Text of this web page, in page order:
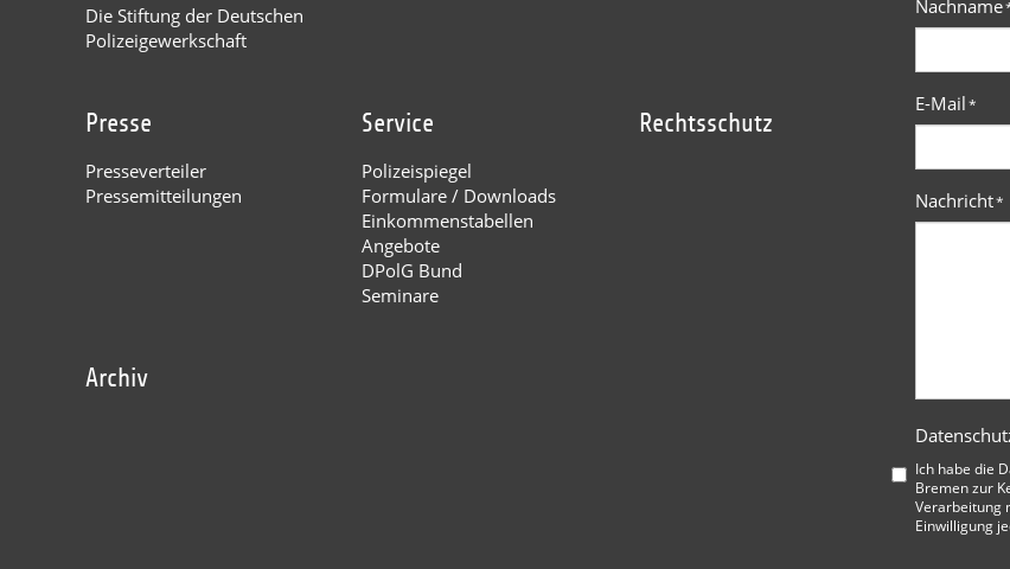
Die Stiftung der Deutschen
Polizeigewerkschaft
Presse
Presseverteiler
Pressemitteilungen
Service
Polizeispiegel
Formulare / Downloads
Einkommenstabellen
Angebote
DPolG Bund
Seminare
Rechtsschutz
Archiv
Nachname
E-Mail*
Nachricht*
Ich habe die
Bremenzur
Verarbeitung
Einwilligung